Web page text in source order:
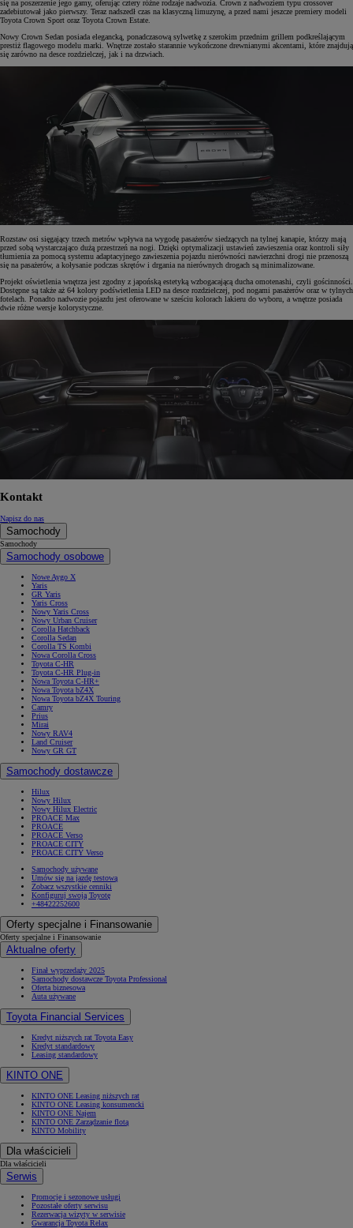
się na poszerzenie jego gamy, oferując cztery różne rodzaje nadwozia. Crown z nadwoziem typu crossover
zadebiutował jako pierwszy. Teraz nadszedł czas na klasyczną limuzynę, a przed nami jeszcze premiery modeli
Toyota Crown Sport oraz Toyota Crown Estate.
Nowy Crown Sedan posiada elegancką, ponadczasową sylwetkę z szerokim przednim grillem podkreślającym
prestiż flagowego modelu marki. Wnętrze zostało starannie wykończone drewnianymi akcentami, które znajdują
się zarówno na desce rozdzielczej, jak i na drzwiach.
Rozstaw osi sięgający trzech metrów wpływa na wygodę pasażerów siedzących na tylnej kanapie, którzy mają
przed sobą wystarczająco dużą przestrzeń na nogi. Dzięki optymalizacji ustawień zawieszenia oraz kontroli siły
tłumienia za pomocą systemu adaptacyjnego zawieszenia pojazdu nierówności nawierzchni drogi nie przenoszą
się na pasażerów, a kołysanie podczas skrętów i drgania na nierównych drogach są minimalizowane.
Projekt oświetlenia wnętrza jest zgodny z japońską estetyką wzbogacającą ducha omotenashi, czyli gościnności.
Dostępne są także aż 64 kolory podświetlenia LED na desce rozdzielczej, pod nogami pasażerów oraz w tylnych
fotelach. Ponadto nadwozie pojazdu jest oferowane w sześciu kolorach lakieru do wyboru, a wnętrze posiada
dwie różne wersje kolorystyczne.
Kontakt
Napisz do nas
Samochody
Samochody
Samochody osobowe
Nowe Aygo X
Yaris
GR Yaris
Yaris Cross
Nowy Yaris Cross
Nowy Urban Cruiser
Corolla Hatchback
Corolla Sedan
Corolla TS Kombi
Nowa Corolla Cross
Toyota C-HR
Toyota C-HR Plug-in
Nowa Toyota C-HR+
Nowa Toyota bZ4X
Nowa Toyota bZ4X Touring
Camry
Prius
Mirai
Nowy RAV4
Land Cruiser
Nowy GR GT
Samochody dostawcze
Hilux
Nowy Hilux
Nowy Hilux Electric
PROACE Max
PROACE
PROACE Verso
PROACE CITY
PROACE CITY Verso
Samochody używane
Umów się na jazdę testową
Zobacz wszystkie cenniki
Konfiguruj swoją Toyotę
+48422252600
Oferty specjalne i Finansowanie
Oferty specjalne i Finansowanie
Aktualne oferty
Finał wyprzedaży 2025
Samochody dostawcze Toyota Professional
Oferta biznesowa
Auta używane
Toyota Financial Services
Kredyt niższych rat Toyota Easy
Kredyt standardowy
Leasing standardowy
KINTO ONE
KINTO ONE Leasing niższych rat
KINTO ONE Leasing konsumencki
KINTO ONE Najem
KINTO ONE Zarządzanie flotą
KINTO Mobility
Dla właścicieli
Dla właścicieli
Serwis
Promocje i sezonowe usługi
Pozostałe oferty serwisu
Rezerwacja wizyty w serwisie
Gwarancja Toyota Relax